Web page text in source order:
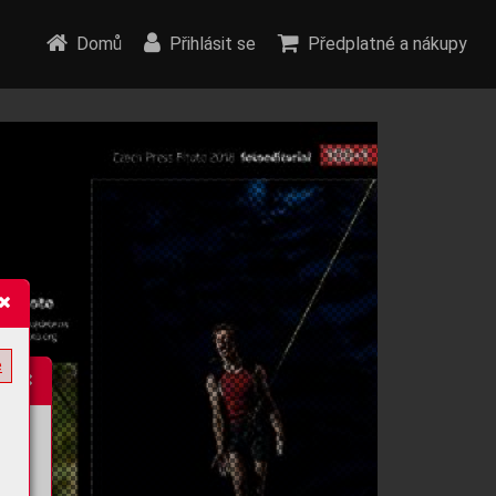
Domů Přihlásit se Předplatné a nákupy